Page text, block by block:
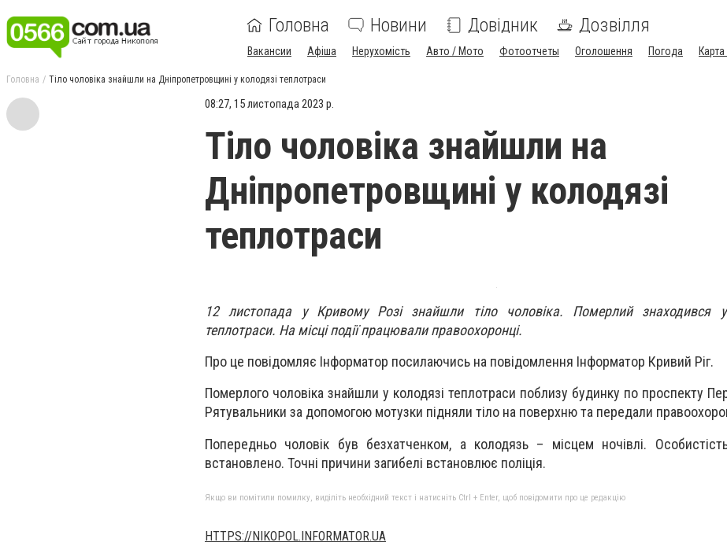
Головна Новини Довідник Дозвілля
Вакансии Афіша Нерухомість Авто / Мото Фотоотчеты Оголошення Погода Карта
Головна Тіло чоловіка знайшли на Дніпропетровщині у колодязі теплотраси
08:27, 15 листопада 2023 р.
Тіло чоловіка знайшли на
Дніпропетровщині у колодязі
теплотраси
12 листопада у Кривому Розі знайшли тіло чоловіка. Померлий знаходився у
теплотраси. На місці події працювали правоохоронці.
Про це повідомляє Інформатор посилаючись на повідомлення Інформатор Кривий Ріг.
Померлого чоловіка знайшли у колодязі теплотраси поблизу будинку по проспекту
Рятувальники за допомогою мотузки підняли тіло на поверхню та передали
Попередньо чоловік був безхатченком, а колодязь – місцем ночівлі.
встановлено. Точні причини загибелі встановлює поліція.
Якщо ви помітили помилку, виділіть необхідний текст і натисніть Ctrl + Enter, щоб повідомити про це редакцію
HTTPS://NIKOPOL.INFORMATOR.UA